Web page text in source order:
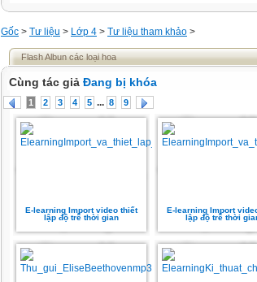
Gốc > Tư liệu > Lớp 4 > Tư liệu tham khảo >
Flash Albun các loại hoa
Cùng tác giả Đang bị khóa
1 2 3 4 5 ... 8 9
E-learning Import video thiết
lập độ trễ thời gian
E-learning Import
lập độ trễ thời